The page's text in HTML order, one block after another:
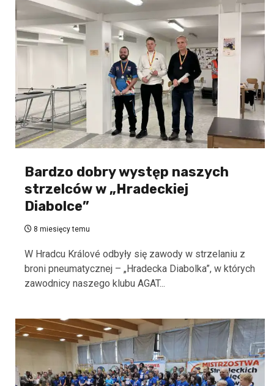
Bardzo dobry występ naszych
strzelców w „Hradeckiej
Diabolce”
8 miesięcy temu
W Hradcu Králové odbyły się zawody w strzelaniu z
broni pneumatycznej – „Hradecka Diabolka”, w których
zawodnicy naszego klubu AGAT...